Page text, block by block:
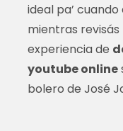
ideal pa’
mientras revisás
experiencia de
youtube online
bolero de José